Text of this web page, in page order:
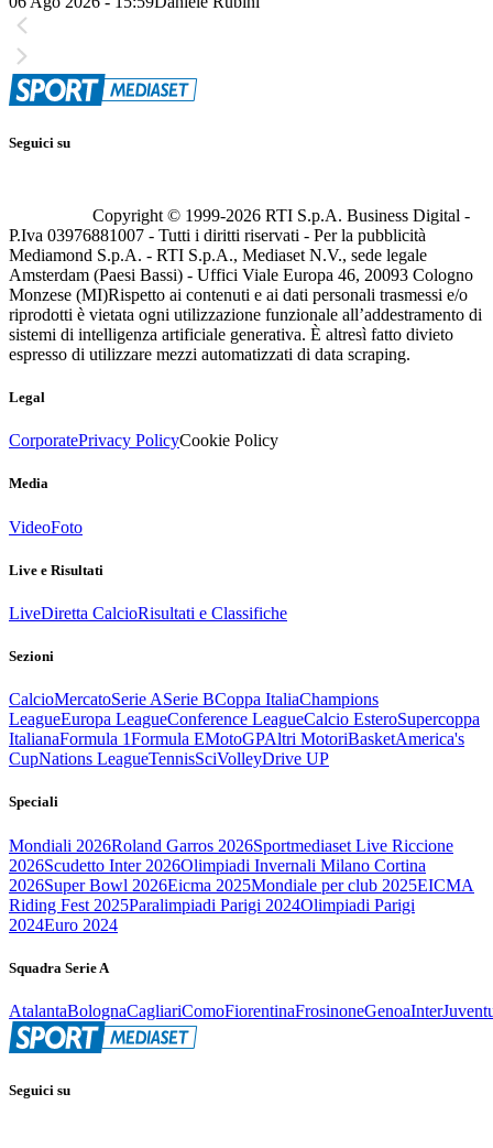
Seguici su
Copyright © 1999-2026 RTI S.p.A. Business Digital -
P.Iva 03976881007 - Tutti i diritti riservati - Per la pubblicità
Mediamond S.p.A. - RTI S.p.A., Mediaset N.V., sede legale
Amsterdam (Paesi Bassi) - Uffici Viale Europa 46, 20093 Cologno
Monzese (MI)Rispetto ai contenuti e ai dati personali trasmessi e/o
riprodotti è vietata ogni utilizzazione funzionale all’addestramento di
sistemi di intelligenza artificiale generativa. È altresì fatto divieto
espresso di utilizzare mezzi automatizzati di data scraping.
Legal
CorporatePrivacy PolicyCookie Policy
Media
VideoFoto
Live e Risultati
LiveDiretta CalcioRisultati e Classifiche
Sezioni
CalcioMercatoSerie ASerie BCoppa ItaliaChampions
LeagueEuropa LeagueConference LeagueCalcio EsteroSupercoppa
ItalianaFormula 1Formula EMotoGPAltri MotoriBasketAmerica's
CupNations LeagueTennisSciVolleyDrive UP
Speciali
Mondiali 2026Roland Garros 2026Sportmediaset Live Riccione
2026Scudetto Inter 2026Olimpiadi Invernali Milano Cortina
2026Super Bowl 2026Eicma 2025Mondiale per club 2025EICMA
Riding Fest 2025Paralimpiadi Parigi 2024Olimpiadi Parigi
2024Euro 2024
Squadra Serie A
AtalantaBolognaCagliariComoFiorentinaFrosinoneGenoaInter
Seguici su